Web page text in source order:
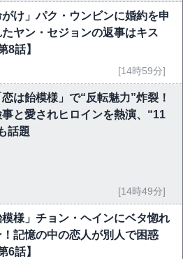
がけ」パク・ウンビンに婚約を申
たヤン・セジョンの返事はキス
8話】
[14時59分]
は飴模様」で“反転魅力”炸裂！
と愛されヒロインを熱演、“11
話題
[14時49分]
模様」チョン・ヘインにベタ惚れ
記憶の中の恋人が別人で困惑
6話】